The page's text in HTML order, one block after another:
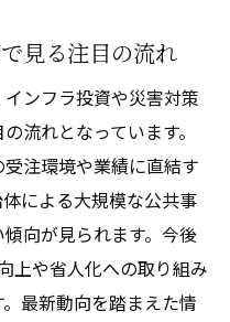
見る注目の流れ
ンフラ投資や災害対策
流れとなっています。
注環境や業績に直結す
による大規模な公共事
向が見られます。今後
上や省人化への取り組み
最新動向を踏まえた情